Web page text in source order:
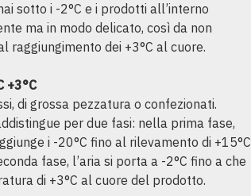
sotto i -2°C e i prodotti all’interno
ma in modo delicato, così da non
raggiungimento dei +3°C al cuore.
+3°C
di grossa pezzatura o confezionati.
per due fasi: nella prima fase,
i -20°C fino al rilevamento di +15°C
fase, l’aria si porta a -2°C fino a che
di +3°C al cuore del prodotto.